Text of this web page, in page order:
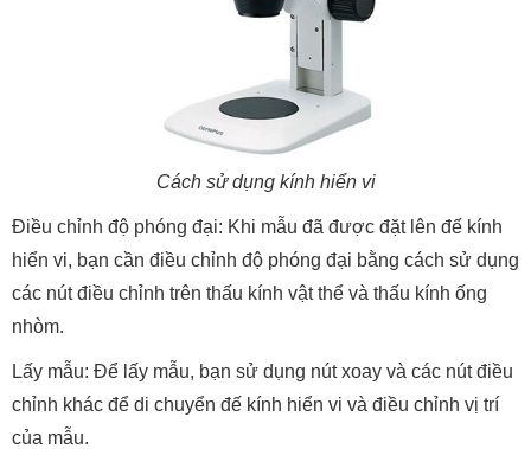
Cách sử dụng kính hiển vi
Điều chỉnh độ phóng đại: Khi mẫu đã được đặt lên đế kính
hiển vi, bạn cần điều chỉnh độ phóng đại bằng cách sử dụng
các nút điều chỉnh trên thấu kính vật thể và thấu kính ống
nhòm.
Lấy mẫu: Để lấy mẫu, bạn sử dụng nút xoay và các nút điều
chỉnh khác để di chuyển đế kính hiển vi và điều chỉnh vị trí
của mẫu.